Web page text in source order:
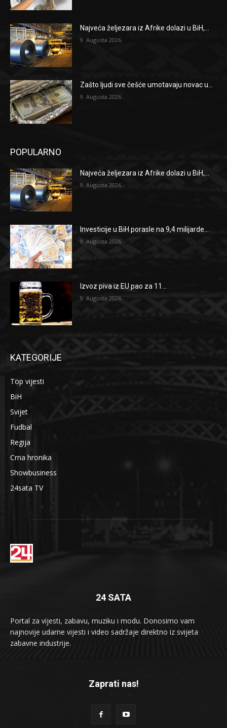
Najveća željezara iz Afrike dolazi u BiH,...
9. Augusta 2026.
Zašto ljudi sve češće umotavaju novac u...
9. Augusta 2026.
POPULARNO
Najveća željezara iz Afrike dolazi u BiH,...
9. Augusta 2026.
Investicije u BiH porasle na 9,4 milijarde...
9. Augusta 2026.
Izvoz piva iz EU pao za 11...
9. Augusta 2026.
KATEGORIJE
Top vijesti
BiH
Svijet
Fudbal
Regija
Crna hronika
Showbusiness
24sata TV
24 SATA
Portal za vijesti, zabavu, muziku i modu. Donosimo vam
najnovije udarne vijesti i video sadržaje direktno iz svijeta
zabavne industrije.
Zaprati nas!